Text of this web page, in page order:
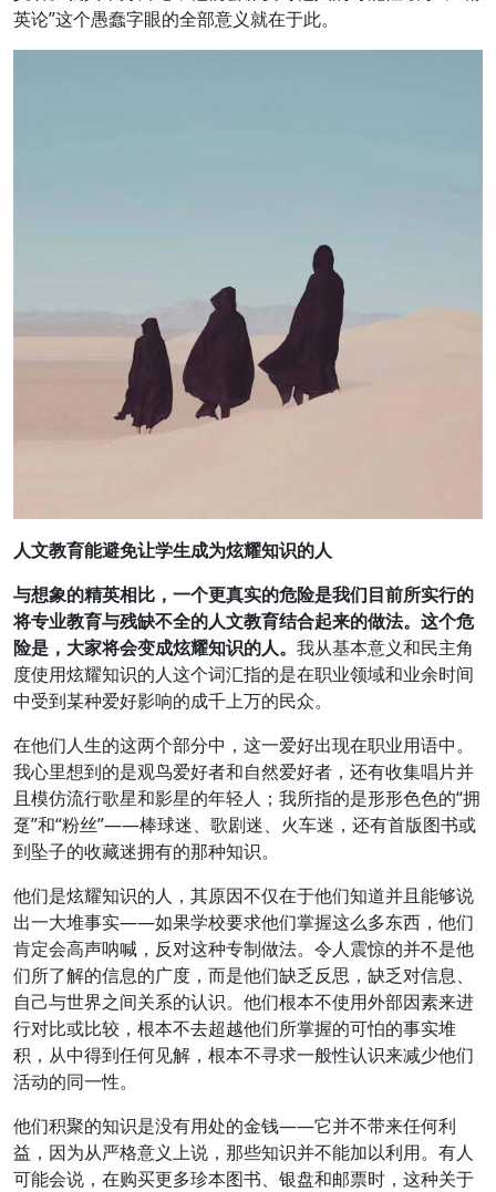
英论”这个愚蠢字眼的全部意义就在于此。
人文教育能避免让学生成为炫耀知识的人
与想象的精英相比，一个更真实的危险是我们目前所实行的
将专业教育与残缺不全的人文教育结合起来的做法。这个危
险是，大家将会变成炫耀知识的人。 我从基本意义和民主角
度使用炫耀知识的人这个词汇指的是在职业领域和业余时间
中受到某种爱好影响的成千上万的民众。
在他们人生的这两个部分中，这一爱好出现在职业用语中。
我心里想到的是观鸟爱好者和自然爱好者，还有收集唱片并
且模仿流行歌星和影星的年轻人；我所指的是形形色色的“拥
趸”和“粉丝”——棒球迷、歌剧迷、火车迷，还有首版图书或
到坠子的收藏迷拥有的那种知识。
他们是炫耀知识的人，其原因不仅在于他们知道并且能够说
出一大堆事实——如果学校要求他们掌握这么多东西，他们
肯定会高声呐喊，反对这种专制做法。令人震惊的并不是他
们所了解的信息的广度，而是他们缺乏反思，缺乏对信息、
自己与世界之间关系的认识。他们根本不使用外部因素来进
行对比或比较，根本不去超越他们所掌握的可怕的事实堆
积，从中得到任何见解，根本不寻求一般性认识来减少他们
活动的同一性。
他们积聚的知识是没有用处的金钱——它并不带来任何利
益，因为从严格意义上说，那些知识并不能加以利用。有人
可能会说，在购买更多珍本图书、银盘和邮票时，这种关于